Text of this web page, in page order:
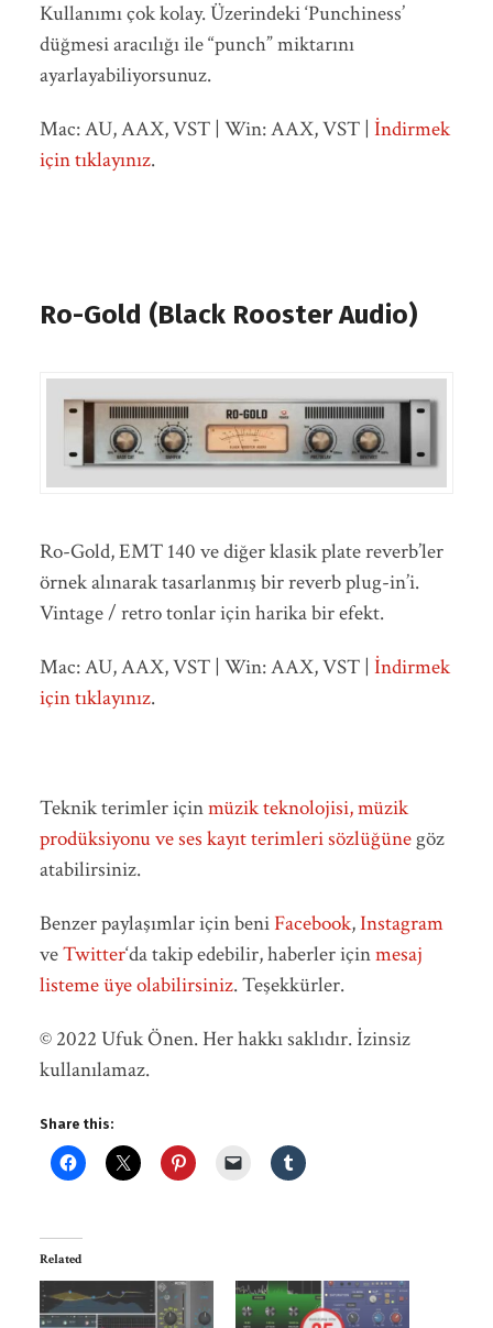
Kullanımı çok kolay. Üzerindeki ‘Punchiness’
düğmesi aracılığı ile “punch” miktarını
ayarlayabiliyorsunuz.
Mac: AU, AAX, VST | Win: AAX, VST | İndirmek
için tıklayınız.
Ro-Gold (Black Rooster Audio)
Ro-Gold, EMT 140 ve diğer klasik plate reverb’ler
örnek alınarak tasarlanmış bir reverb plug-in’i.
Vintage / retro tonlar için harika bir efekt.
Mac: AU, AAX, VST | Win: AAX, VST | İndirmek
için tıklayınız.
Teknik terimler içinmüzik teknolojisi, müzik
prodüksiyonu ve ses kayıt terimleri sözlüğünegöz
atabilirsiniz.
Benzer paylaşımlar için beni Facebook,Instagram
veTwitter‘da takip edebilir, haberler içinmesaj
listeme üye olabilirsiniz. Teşekkürler.
© 2022 Ufuk Önen. Her hakkı saklıdır. İzinsiz
kullanılamaz.
Share this:
Related